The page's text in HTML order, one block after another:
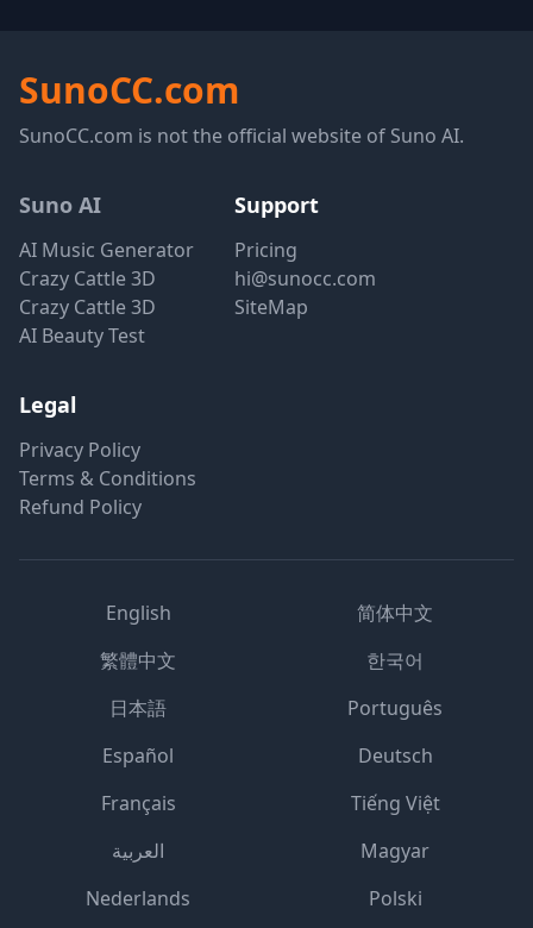
SunoCC.com
SunoCC.com is not the official website of Suno AI.
Suno AI
AI Music Generator
Crazy Cattle 3D
Crazy Cattle 3D
AI Beauty Test
Support
Pricing
hi@sunocc.com
SiteMap
Legal
Privacy Policy
Terms & Conditions
Refund Policy
English
简体中文
繁體中文
한국어
日本語
Português
Español
Deutsch
Français
Tiếng Việt
العربية
Magyar
Nederlands
Polski